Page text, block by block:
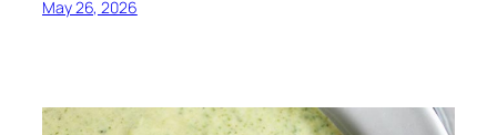
May 26, 2026